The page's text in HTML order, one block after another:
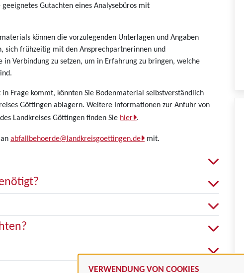
VERWENDUNG VON COOKIES
Gutachten eines Analysebüros mit
können die vorzulegenden Unterlagen und Angaben
sich frühzeitig mit den Ansprechpartnerinnen und
Verbindung zu setzen, um in Erfahrung zu bringen, welche
Frage kommt, könnten Sie Bodenmaterial selbstverständlich
Göttingen ablagern. Weitere Informationen zur Anfuhr von
Landkreises Göttingen finden Sie hier .
abfallbehoerde@landkreisgoettingen.de mit.